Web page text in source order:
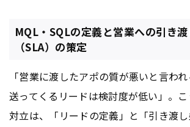
MQL・SQLの定義と営業への引き
（SLA）の策定
「営業に渡したアポの質が悪いと言わ
送ってくるリードは検討度が低い」。
対立は、「リードの定義」と「引き渡